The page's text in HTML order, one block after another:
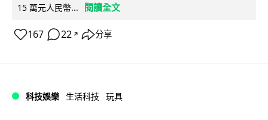
15 萬元人民幣...
閱讀全文
167 22 ↗ 分享
科技娛樂 生活科技 玩具